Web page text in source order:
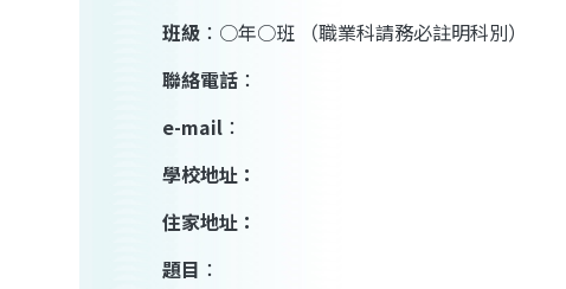
班級 ：○年○班 （職業科請務必註明科別）
聯絡電話 ：
e-mail ：
學校地址：
住家地址：
題目 ：